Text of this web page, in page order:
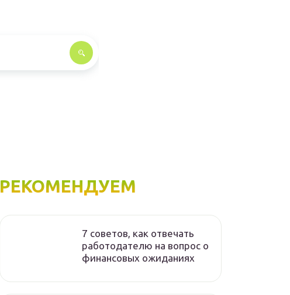
РЕКОМЕНДУЕМ
7 советов, как отвечать
работодателю на вопрос о
финансовых ожиданиях